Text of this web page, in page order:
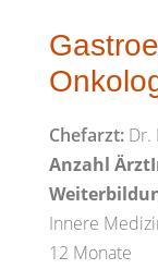
Chefarzt:Dr.
Anzahl
Innere
12 Monate